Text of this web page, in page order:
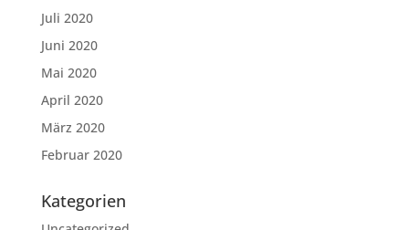
Juli 2020
Juni 2020
Mai 2020
April 2020
März 2020
Februar 2020
Kategorien